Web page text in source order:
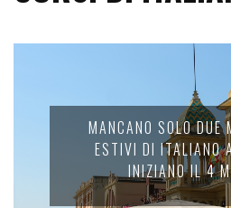
MANCANO SOLO
ESTIVI DI ITALIANO
INIZIANO IL 4